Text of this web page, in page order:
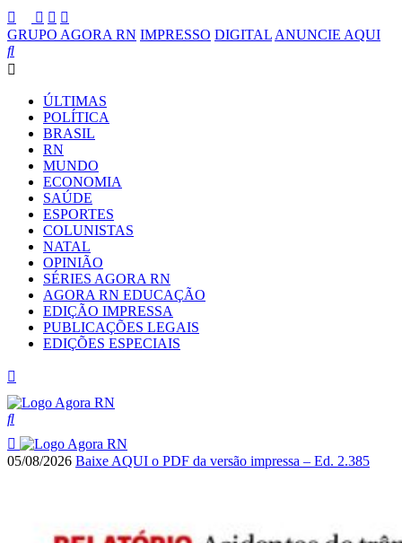
GRUPO AGORA RN IMPRESSO DIGITAL ANUNCIE AQUI
ÚLTIMAS
POLÍTICA
BRASIL
RN
MUNDO
ECONOMIA
SAÚDE
ESPORTES
COLUNISTAS
NATAL
OPINIÃO
SÉRIES AGORA RN
AGORA RN EDUCAÇÃO
EDIÇÃO IMPRESSA
PUBLICAÇÕES LEGAIS
EDIÇÕES ESPECIAIS
05/08/2026 Baixe AQUI o PDF da versão impressa – Ed. 2.385